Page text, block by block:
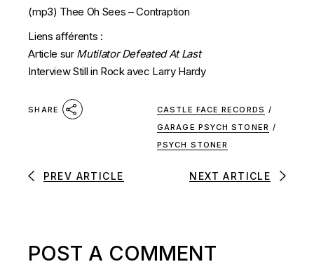
(mp3) Thee Oh Sees – Contraption
Liens afférents :
Article sur Mutilator Defeated At Last
Interview Still in Rock avec Larry Hardy
SHARE CASTLE FACE RECORDS /
GARAGE PSYCH STONER /
PSYCH STONER
PREV ARTICLE NEXT ARTICLE
POST A COMMENT